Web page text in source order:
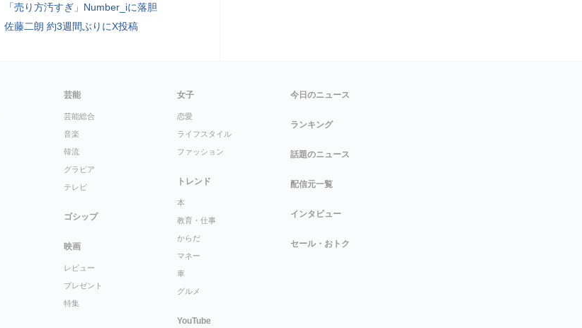
「売り方汚すぎ」Number_iに落胆
佐藤二朗 約3週間ぶりにX投稿
芸能
芸能総合
音楽
韓流
グラビア
テレビ
ゴシップ
映画
レビュー
プレゼント
特集
女子
恋愛
ライフスタイル
ファッション
トレンド
本
教育・仕事
からだ
マネー
車
グルメ
YouTube
今日のニュース
ランキング
話題のニュース
配信元一覧
インタビュー
セール・おトク